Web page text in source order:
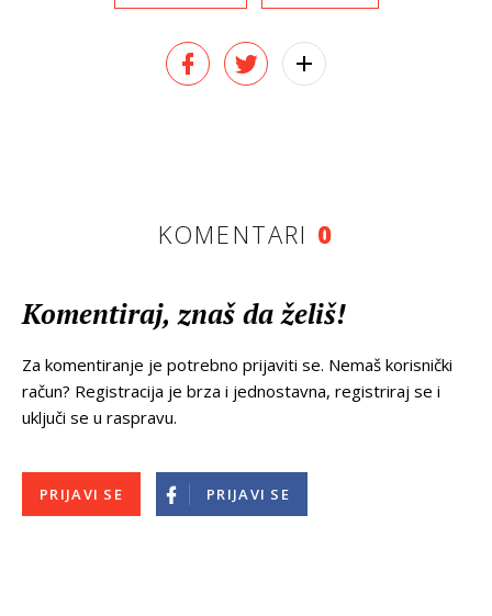
KOMENTARI 0
Komentiraj, znaš da želiš!
Za komentiranje je potrebno prijaviti se. Nemaš korisnički
račun? Registracija je brza i jednostavna, registriraj se i
uključi se u raspravu.
PRIJAVI SE PRIJAVI SE